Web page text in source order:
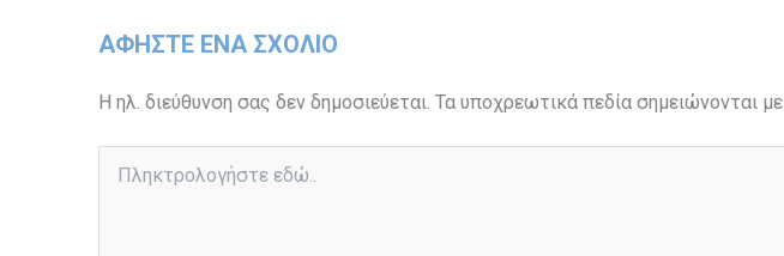
ΑΦΉΣΤΕ ΈΝΑ ΣΧΌΛΙΟ
Η ηλ. διεύθυνση σας δεν δημοσιεύεται. Τα υποχρεωτικά πεδία σημειώνονται με
εδώ..